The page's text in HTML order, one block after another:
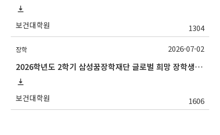
보건대학원 1304
장학
2026학년도 2학기 삼성꿈장학재단 글로벌 희망 장학생(Global Hope Scholarship) 선발 안내
보건대학원 1606
2026-07-02